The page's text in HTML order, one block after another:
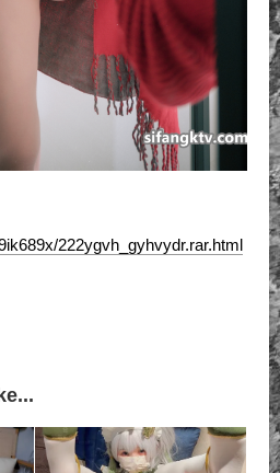
222ygvh_gyhvydr.rar.html